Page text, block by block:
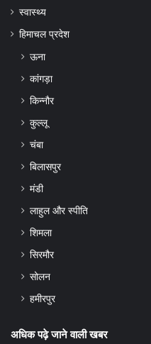
स्वास्थ्य
हिमाचल प्रदेश
ऊना
कांगड़ा
किन्नौर
कुल्लू
चंबा
बिलासपुर
मंडी
लाहुल और स्पीति
शिमला
सिरमौर
सोलन
हमीरपुर
अधिक पढ़े जाने वाली खबर